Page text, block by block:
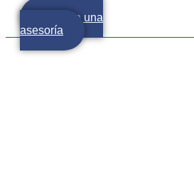
Agenda una
asesoría